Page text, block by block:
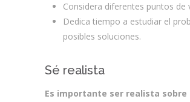
Considera diferentes puntos de
Dedica tiempo a estudiar el
posibles soluciones.
Sé realista
Es importante ser realista sobre